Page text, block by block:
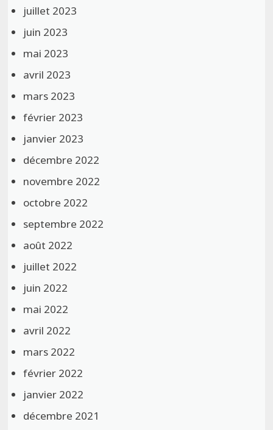
juillet 2023
juin 2023
mai 2023
avril 2023
mars 2023
février 2023
janvier 2023
décembre 2022
novembre 2022
octobre 2022
septembre 2022
août 2022
juillet 2022
juin 2022
mai 2022
avril 2022
mars 2022
février 2022
janvier 2022
décembre 2021